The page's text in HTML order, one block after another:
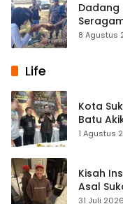
Dadang
8 Agustus
Life
Kota
Batu
1 Agustus
Kisah
Asal
Streaming
31 Juli 2026